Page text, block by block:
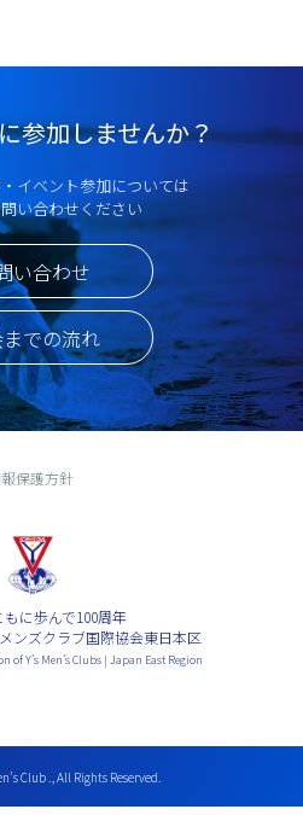
参加しませんか？
イベント参加については
い合わせください
い合わせ
での流れ
保護方針
もに歩んで100周年
ンズクラブ国際協会東日本区
Y’s Men’s Clubs | Japan East Region
Club ., All Rights Reserved.